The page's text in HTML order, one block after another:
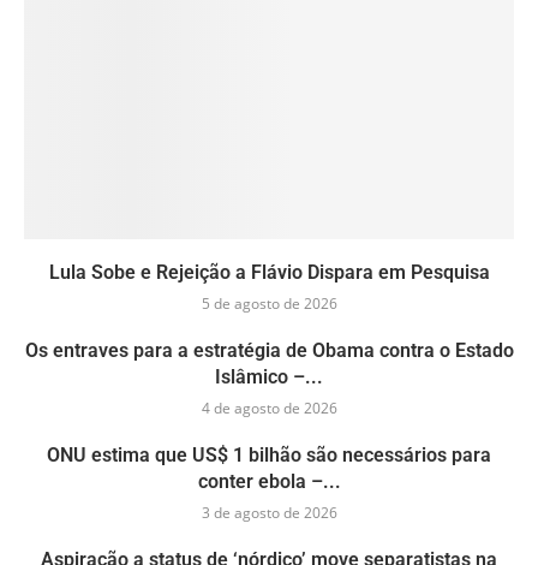
Lula Sobe e Rejeição a Flávio Dispara em Pesquisa
5 de agosto de 2026
Os entraves para a estratégia de Obama contra o Estado
Islâmico –...
4 de agosto de 2026
ONU estima que US$ 1 bilhão são necessários para
conter ebola –...
3 de agosto de 2026
Aspiração a status de ‘nórdico’ move separatistas na